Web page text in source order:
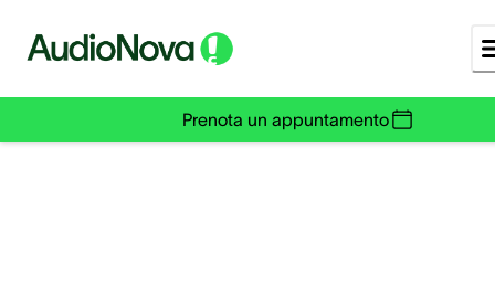
Prenota un appuntamento